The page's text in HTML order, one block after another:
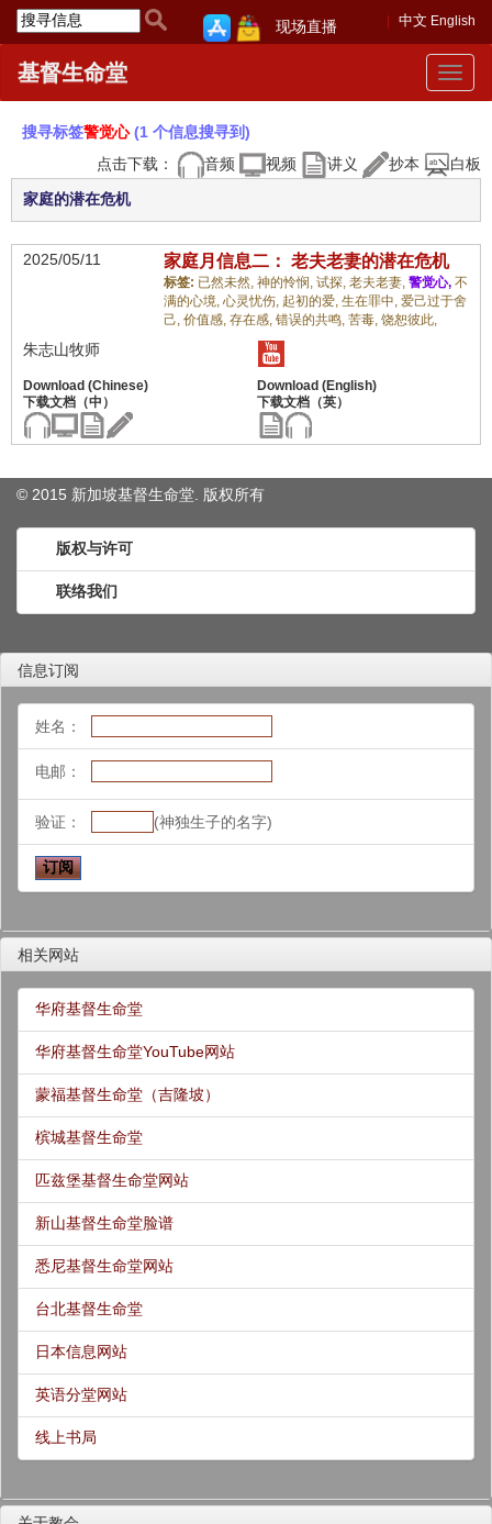
中文 English
现场直播
Toggle
基督生命堂
搜寻标签警觉心(1 个信息搜寻到)
点击下载：
音频 视频 讲义 抄本 白板
家庭的潜在危机
2025/05/11 家庭月信息二： 老夫老妻的潜在危机
标签: 已然未然, 神的怜悯, 试探, 老夫老妻, 警觉心, 不
满的心境, 心灵忧伤, 起初的爱, 生在罪中, 爱己过于舍
己, 价值感, 存在感, 错误的共鸣, 苦毒, 饶恕彼此,
朱志山牧师
© 2015 新加坡基督生命堂. 版权所有
版权与许可
联络我们
信息订阅
姓名：
电邮：
验证： (神独生子的名字)
相关网站
华府基督生命堂
华府基督生命堂YouTube网站
蒙福基督生命堂（吉隆坡）
槟城基督生命堂
匹兹堡基督生命堂网站
新山基督生命堂脸谱
悉尼基督生命堂网站
台北基督生命堂
日本信息网站
英语分堂网站
线上书局